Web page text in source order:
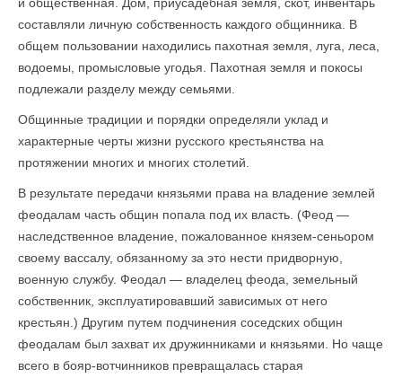
составляли личную собственность каждого общинника. В
общем пользовании находились пахотная земля, луга, леса,
водоемы, промысловые угодья. Пахотная земля и покосы
подлежали разделу между семьями.
Общинные традиции и порядки определяли уклад и
характерные черты жизни русского крестьянства на
протяжении многих и многих столетий.
В результате передачи князьями права на владение землей
феодалам часть общин попала под их власть. (Феод —
наследственное владение, пожалованное князем-сеньором
своему вассалу, обязанному за это нести придворную,
военную службу. Феодал — владелец феода, земельный
собственник, эксплуатировавший зависимых от него
крестьян.) Другим путем подчинения соседских общин
феодалам был захват их дружинниками и князьями. Но чаще
всего в бояр-вотчинников превращалась старая